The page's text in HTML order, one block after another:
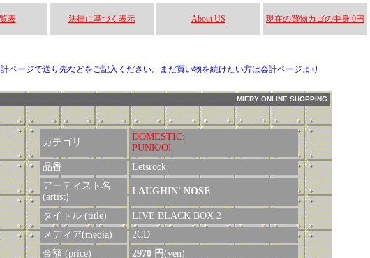
表 法律に基づく表示 About US 現在の買物カゴの中身 0円
ージで送り先などをご記入ください。まだ買い物を続けたい方は会計ページより
MIERY ONLINE SHOPPING
カテゴリ
DOMESTIC:
PUNK/OI
品番
Letsrock
アーティスト名
(artist)
LAUGHIN' NOSE
タイトル (title)
LIVE BLACK BOX 2
メディア(media)
2CD
金額 (price)
2970 円(yen)